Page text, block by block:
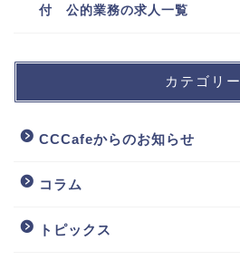
付 公的業務の求人一覧
カテゴリー
CCCafeからのお知らせ
コラム
トピックス